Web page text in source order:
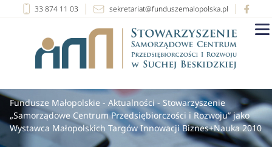
33 874 11 03 sekretariat@funduszemalopolska.pl
Fundusze Małopolskie - Aktualności- Stowarzyszenie
„Samorządowe Centrum Przedsiębiorczości i Rozwoju” jako
Wystawca Małopolskich Targów Innowacji Biznes+Nauka 2010